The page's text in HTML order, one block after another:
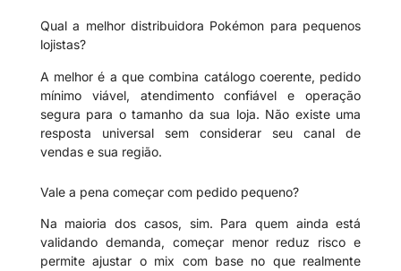
Qual a melhor distribuidora Pokémon para pequenos
lojistas?
A melhor é a que combina catálogo coerente, pedido
mínimo viável, atendimento confiável e operação
segura para o tamanho da sua loja. Não existe uma
resposta universal sem considerar seu canal de
vendas e sua região.
Vale a pena começar com pedido pequeno?
Na maioria dos casos, sim. Para quem ainda está
validando demanda, começar menor reduz risco e
permite ajustar o mix com base no que realmente